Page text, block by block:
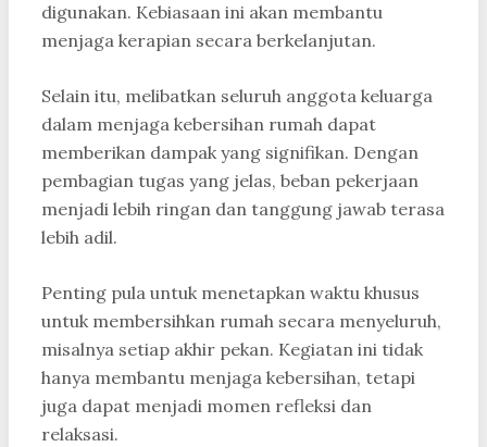
digunakan. Kebiasaan ini akan membantu
menjaga kerapian secara berkelanjutan.
Selain itu, melibatkan seluruh anggota keluarga
dalam menjaga kebersihan rumah dapat
memberikan dampak yang signifikan. Dengan
pembagian tugas yang jelas, beban pekerjaan
menjadi lebih ringan dan tanggung jawab terasa
lebih adil.
Penting pula untuk menetapkan waktu khusus
untuk membersihkan rumah secara menyeluruh,
misalnya setiap akhir pekan. Kegiatan ini tidak
hanya membantu menjaga kebersihan, tetapi
juga dapat menjadi momen refleksi dan
relaksasi.